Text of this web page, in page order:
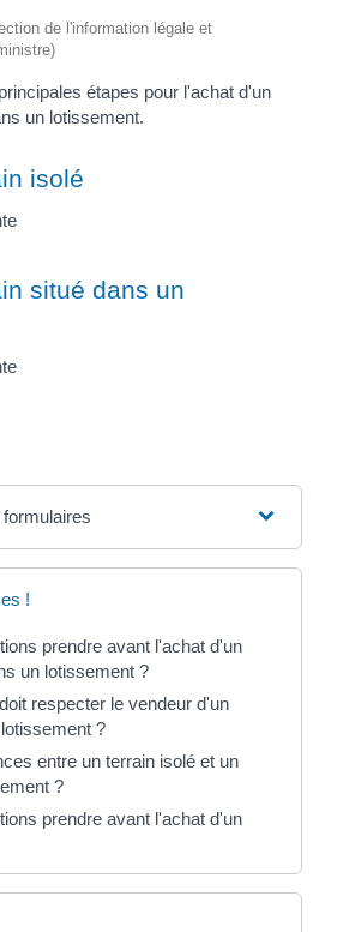
de l'information légale et
étapes pour l'achat d'un
un lotissement.
isolé
situé dans un
!
prendre avant l'achat d'un
un lotissement ?
respecter le vendeur d'un
?
entre un terrain isolé et un
?
prendre avant l'achat d'un